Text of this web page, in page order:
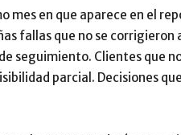
mes en que aparece en el
fallas que no se corrigieron
seguimiento. Clientes que
parcial. Decisiones